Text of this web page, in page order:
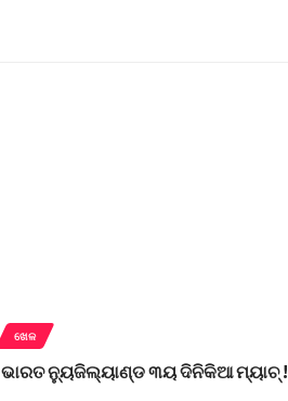
ଖେଳ
ଭାରତ ନ୍ୟୁଜିଲ୍ୟାଣ୍ଡ ୩ୟ ଦିନିକିଆ ମ୍ୟାଚ୍ !